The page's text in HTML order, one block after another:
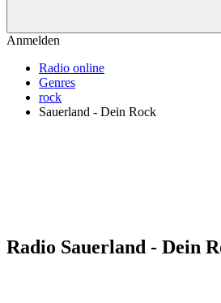
Anmelden
Radio online
Genres
rock
Sauerland - Dein Rock
Radio Sauerland - Dein